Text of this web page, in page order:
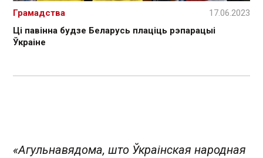
Ці павінна будзе Беларусь плаціць рэпарацыі
Ўкраіне
Грамадства 17.06.2023
«Агульнавядома, што Ўкраінская народная